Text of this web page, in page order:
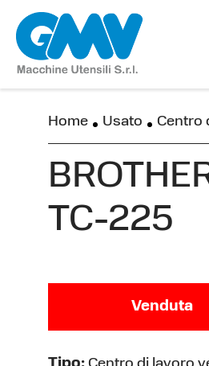
Home Usato Centro
TC-225
Venduta